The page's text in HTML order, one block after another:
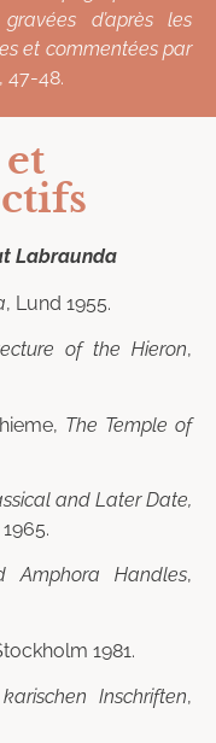
d’après les
et commentées par
47-48.
Labraunda
, Lund 1955.
of the Hieron,
The Temple of
and Later Date,
Amphora Handles,
1981.
Inschriften,